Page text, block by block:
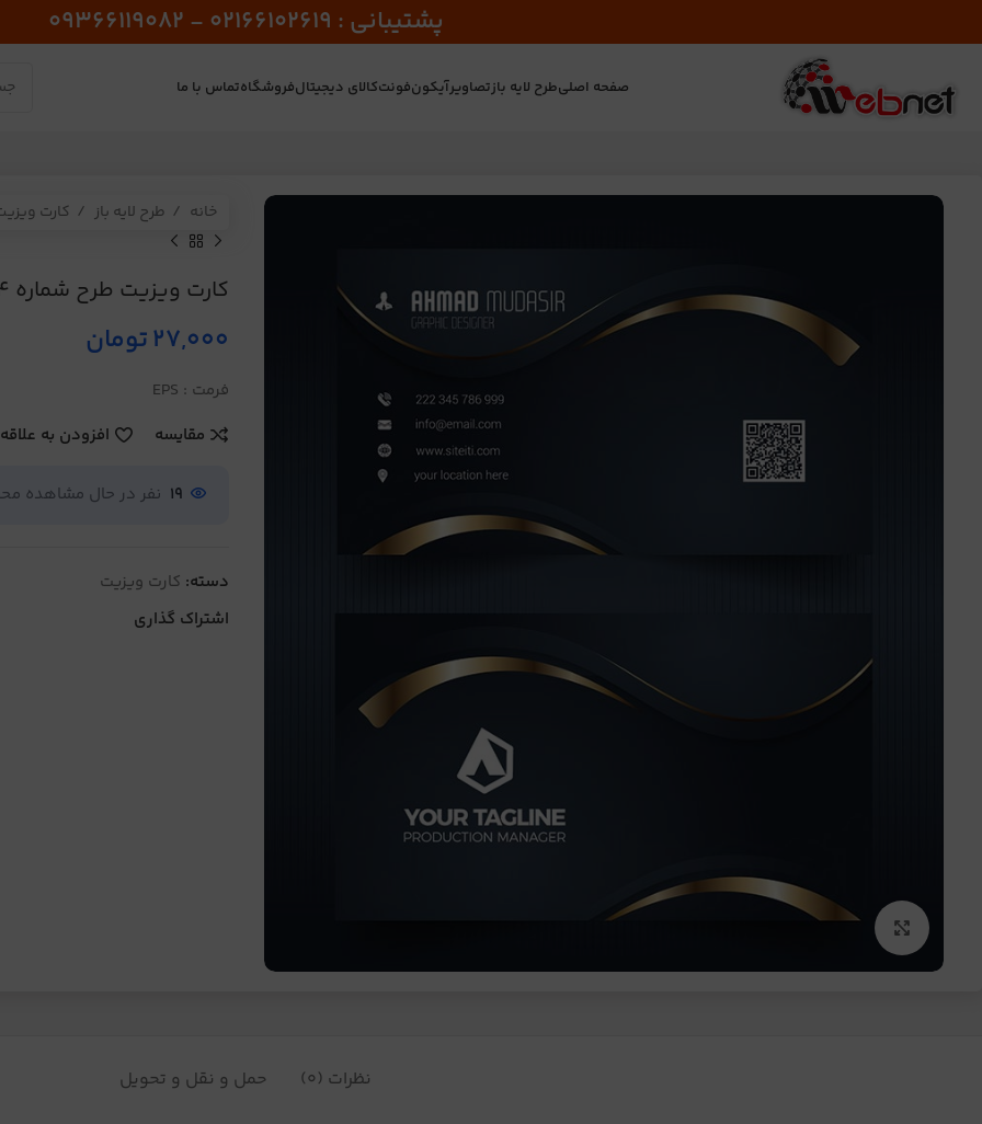
پشتیبانی : 02166102619 - 09366119082
صفحه اصلیطرح لایه بازتصاویرآیکونفونتکالای دیجیتالفروشگاهتماس با ما
برای بزرگنمایی کلیک کنید
خانه طرح لایه باز کارت
کارت ویزیت طرح شماره 74
27,000تومان
فرمت : EPS
مقایسه
افزودن به
19 نفر در حال مشاهده
دسته: کارت ویزیت
اشتراک گذاری
نظرات (0) حمل و نقل و تحویل